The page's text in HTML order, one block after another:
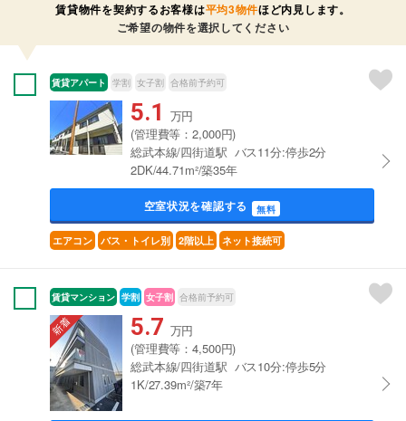
賃貸物件を契約するお客様は平均3物件ほど内見します。
ご希望の物件を選択してください
賃貸アパート 学割 女子割 合格前予約可
5.1 万円
(管理費等：2,000円)
総武本線/四街道駅 バス11分:停歩2分
2DK/44.71m²/築35年
空室状況を確認する 無料
エアコン バス・トイレ別 2階以上 ネット接続可
賃貸マンション 学割 女子割 合格前予約可
5.7 万円
(管理費等：4,500円)
総武本線/四街道駅 バス10分:停歩5分
1K/27.39m²/築7年